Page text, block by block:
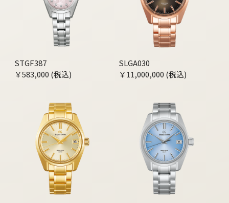
STGF387
￥583,000 (税込)
SLGA030
￥11,000,000 (税込)